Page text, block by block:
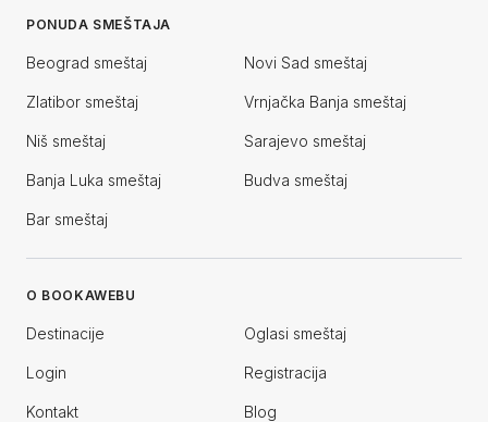
PONUDA SMEŠTAJA
Beograd smeštaj Novi Sad smeštaj
Zlatibor smeštaj Vrnjačka Banja smeštaj
Niš smeštaj Sarajevo smeštaj
Banja Luka smeštaj Budva smeštaj
Bar smeštaj
O BOOKAWEBU
Destinacije Oglasi smeštaj
Login Registracija
Kontakt Blog